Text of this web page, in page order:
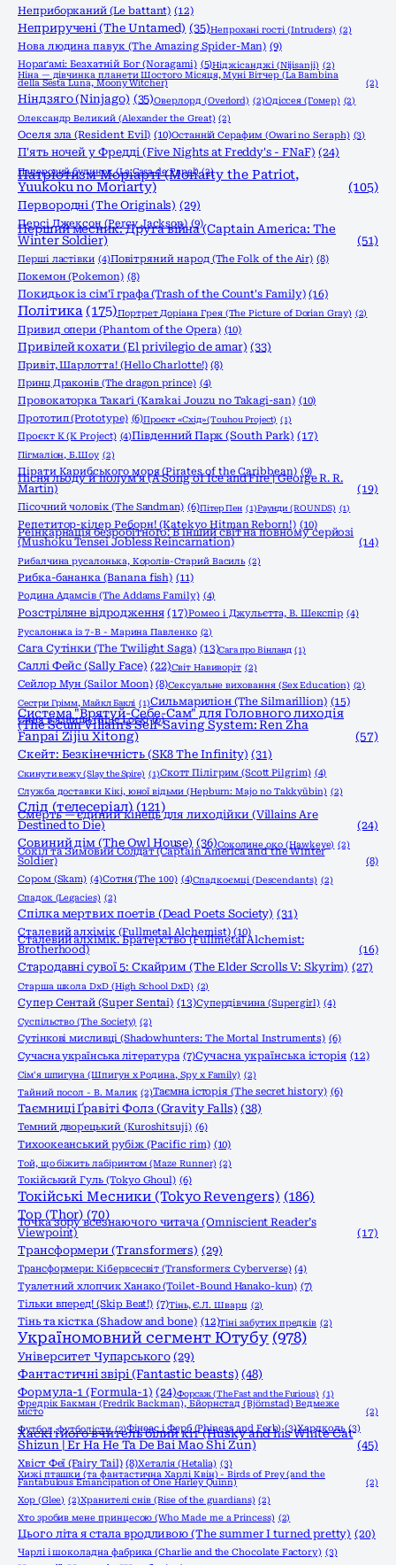
Неприборканий (Le battant) (12)
Неприручені (The Untamed) (35)Непрохані гості (Intruders) (2)
Нова людина павук (The Amazing Spider-Man) (9)
Нораґамі: Безхатній Бог (Noragami) (5)Ніджісанджі (Nijisanji) (2)
Ніна — дівчинка планети Шостого Місяця, Муні Вітчер (La Bambina
della Sesta Luna, Moony Witcher)
(2)
Ніндзяго (Ninjago) (35)Оверлорд (Overlord) (2)Одіссея (Гомер) (2)
Олександр Великий (Alexander the Great) (2)
Оселя зла (Resident Evil) (10)Останній Серафим (Owari no Seraph) (3)
П'ять ночей у Фредді (Five Nights at Freddy's - FNaF) (24)
Паперовий будинок (La Casa de Papel) (2)
Патріотизм Моріарті (Moriarty the Patriot,
Yuukoku no Moriarty)
(105)
Первородні (The Originals) (29)
Персі Джексон (Percy Jackson) (9)
Перший месник: Друга війна (Captain America: The
Winter Soldier)
(51)
Перші ластівки (4)Повітряний народ (The Folk of the Air) (8)
Покемон (Pokemon) (8)
Покидьок із сім'ї графа (Trash of the Count's Family) (16)
Політика (175)Портрет Доріана Грея (The Picture of Dorian Gray) (2)
Привид опери (Phantom of the Opera) (10)
Привілей кохати (El privilegio de amar) (33)
Привіт, Шарлотта! (Hello Charlotte!) (8)
Принц Драконів (The dragon prince) (4)
Провокаторка Такаґі (Karakai Jouzu no Takagi-san) (10)
Прототип (Prototype) (6)Проєкт «Схід» (Touhou Project) (1)
Проєкт К (K Project) (4)Південний Парк (South Park) (17)
Пігмаліон, Б.Шоу (2)
Пірати Карибського моря (Pirates of the Caribbean) (9)
Пісня льоду й полум'я (A Song of Ice and Fire | George R. R.
Martin)
(19)
Пісочний чоловік (The Sandman) (6)Пітер Пен (1)Раунди (ROUNDS) (1)
Репетитор-кілер Реборн! (Katekyo Hitman Reborn!) (10)
Реінкарнація безробітного: В інший світ на повному серйозі
(Mushoku Tensei Jobless Reincarnation) (14)
Рибалчина русалонька, Королів-Старий Василь (2)
Рибка-бананка (Banana fish) (11)
Родина Адамсів (The Addams Family) (4)
Розстріляне відродження (17)Ромео і Джульєтта, В. Шекспір (4)
Русалонька із 7-В - Марина Павленко (2)
Сага Сутінки (The Twilight Saga) (13)Сага про Вінланд (1)
Саллі Фейс (Sally Face) (22)Світ Навиворіт (2)
Сейлор Мун (Sailor Moon) (8)Сексуальне виховання (Sex Education) (2)
Сестри Грімм, Майкл Баклі (1)Сильмариліон (The Silmarillion) (15)
Синя в'язниця (Blue Lock) (6)
Система "Врятуй-Себе-Сам" для Головного лиходія
(The Scum Villain's Self-Saving System: Ren Zha
Fanpai Zijiu Xitong)
(57)
Скейт: Безкінечність (SK8 The Infinity) (31)
Скинути вежу (Slay the Spire) (1)Скотт Пілігрим (Scott Pilgrim) (4)
Служба доставки Кікі, юної відьми (Hepburn: Majo no Takkyūbin) (2)
Слід (телесеріал) (121)
Смерть — єдиний кінець для лиходійки (Villains Are
Destined to Die)
(24)
Совиний дім (The Owl House) (36)Соколине око (Hawkeye) (2)
Сокіл та Зимовий Солдат (Captain America and the Winter
Soldier)
(8)
Сором (Skam) (4)Сотня (The 100) (4)Спадкоємці (Descendants) (2)
Спадок (Legacies) (2)
Спілка мертвих поетів (Dead Poets Society) (31)
Сталевий алхімік (Fullmetal Alchemist) (10)
Сталевий алхімік. Братерство (Fullmetal Alchemist:
Brotherhood) (16)
Стародавні сувої 5: Скайрим (The Elder Scrolls V: Skyrim) (27)
Старша школа DxD (High School DxD) (2)
Супер Сентай (Super Sentai) (13)Супердівчина (Supergirl) (4)
Суспільство (The Society) (2)
Сутінкові мисливці (Shadowhunters: The Mortal Instruments) (6)
Сучасна українська література (7)Сучасна українська історія (12)
Сім'я шпигуна (Шпигун x Родина, Spy x Family) (2)
Тайний посол - В. Малик (2)Таємна історія (The secret history) (6)
Таємниці Ґравіті Фолз (Gravity Falls) (38)
Темний дворецький (Kuroshitsuji) (6)
Тихоокеанський рубіж (Pacific rim) (10)
Той, що біжить лабіринтом (Maze Runner) (2)
Токійський Гуль (Tokyo Ghoul) (6)
Токійські Месники (Tokyo Revengers) (186)
Тор (Thor) (70)
Точка зору всезнаючого читача (Omniscient Reader’s
Viewpoint)
(17)
Трансформери (Transformers) (29)
Трансформери: Кібервсесвіт (Transformers: Cyberverse) (4)
Туалетний хлопчик Ханако (Toilet-Bound Hanako-kun) (7)
Тільки вперед! (Skip Beat!) (7)Тінь, Є.Л. Шварц (2)
Тінь та кістка (Shadow and bone) (12)Тіні забутих предків (2)
Україномовний сегмент Ютубу (978)
Університет Чупарського (29)
Фантастичні звірі (Fantastic beasts) (48)
Формула-1 (Formula-1) (24)Форсаж (The Fast and the Furious) (1)
Фредрік Бакман (Fredrik Backman), Бйорнстад (Björnstad) Ведмеже
місто
(2)
Футбол, футболісти (2)Фінеас і Ферб (Phineas and Ferb) (3)Хардколь (3)
Хаскі і його вчитель білий кіт (Husky and his White Cat
Shizun | Er Ha He Ta De Bai Mao Shi Zun)
(45)
Хвіст Феї (Fairy Tail) (8)Хеталія (Hetalia) (3)
Хижі пташки (та фантастична Харлі Квін) - Birds of Prey (and the
Fantabulous Emancipation of One Harley Quinn)
(2)
Хор (Glee) (2)Хранителі снів (Rise of the guardians) (2)
Хто зробив мене принцесою (Who Made me a Princess) (2)
Цього літа я стала вродливою (The summer I turned pretty) (20)
Чарлі і шоколадна фабрика (Charlie and the Chocolate Factory) (3)